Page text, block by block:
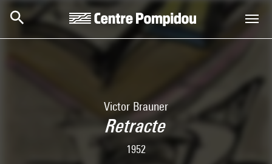
Aller au contenu principal
Centre Pompidou
Victor Brauner
Retracte
1952